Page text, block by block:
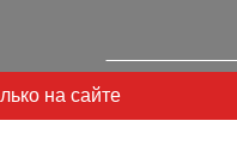
на сайте